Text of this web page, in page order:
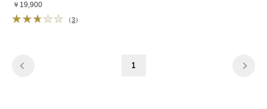
￥19,900
（3）
1